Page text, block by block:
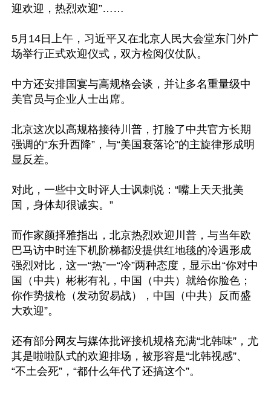
迎欢迎，热烈欢迎”……
5月14日上午，习近平又在北京人民大会堂东门外广
场举行正式欢迎仪式，双方检阅仪仗队。
中方还安排国宴与高规格会谈，并让多名重量级中
美官员与企业人士出席。
北京这次以高规格接待川普，打脸了中共官方长期
强调的“东升西降”，与“美国衰落论”的主旋律形成明
显反差。
对此，一些中文时评人士讽刺说：“嘴上天天批美
国，身体却很诚实。”
而作家颜择雅指出，北京热烈欢迎川普，与当年欧
巴马访中时连下机阶梯都没提供红地毯的冷遇形成
强烈对比，这一“热”一“冷”两种态度，显示出“你对中
国（中共）彬彬有礼，中国（中共）就给你脸色；
你作势拔枪（发动贸易战），中国（中共）反而盛
大欢迎”。
还有部分网友与媒体批评接机规格充满“北韩味”，尤
其是啦啦队式的欢迎排场，被形容是“北韩视感”、
“不土会死”，“都什么年代了还搞这个”。